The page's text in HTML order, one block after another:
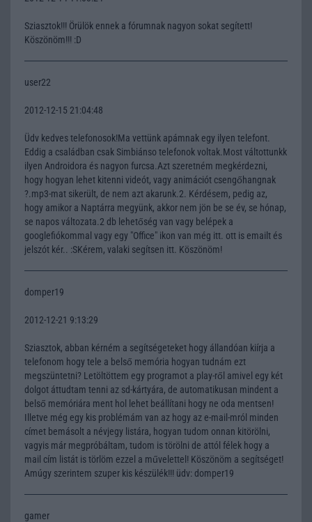
Sziasztok!!! Örülök ennek a fórumnak nagyon sokat segített!
Köszönöm!!! :D
user22
2012-12-15 21:04:48
Üdv kedves telefonosok!Ma vettünk apámnak egy ilyen telefont.
Eddig a családban csak Simbiánso telefonok voltak.Most váltottunkk
ilyen Androidora és nagyon furcsa.Azt szeretném megkérdezni,
hogy hogyan lehet kitenni videót, vagy animációt csengőhangnak
?.mp3-mat sikerült, de nem azt akarunk.2. Kérdésem, pedig az,
hogy amikor a Naptárra megyünk, akkor nem jön be se év, se hónap,
se napos változata.2 db lehetőség van vagy belépek a
googlefiókommal vagy egy "Office" ikon van még itt. ott is emailt és
jelszót kér.. :SKérem, valaki segítsen itt. Köszönöm!
domper19
2012-12-21 9:13:29
Sziasztok, abban kérném a segítségeteket hogy állandóan kiírja a
telefonom hogy tele a belső memória hogyan tudnám ezt
megszüntetni? Letöltöttem egy programot a play-ről amivel egy két
dolgot áttudtam tenni az sd-kártyára, de automatikusan mindent a
belső memóriára ment hol lehet beállítani hogy ne oda mentsen!
Illetve még egy kis problémám van az hogy az e-mail-mról minden
címet bemásolt a névjegy listára, hogyan tudom onnan kitörölni,
vagyis már megpróbáltam, tudom is törölni de attól félek hogy a
mail cím listát is törlöm ezzel a művelettel! Köszönöm a segítséget!
Amúgy szerintem szuper kis készülék!!! üdv: domper19
gamer